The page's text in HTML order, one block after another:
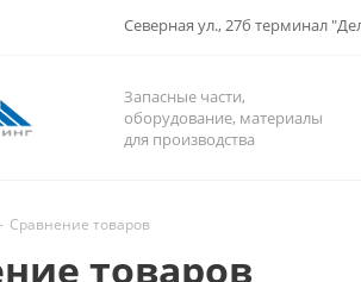
Северная ул., 27б терминал
Запасные части,
оборудование, материалы
для производства
- Сравнение товаров
товаров